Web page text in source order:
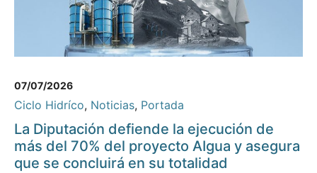
07/07/2026
Ciclo Hidríco, Noticias, Portada
La Diputación defiende la ejecución de
más del 70% del proyecto AIgua y asegura
que se concluirá en su totalidad